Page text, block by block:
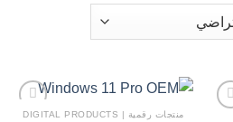
منتجات رقمية | DIGITAL PRODUCTS